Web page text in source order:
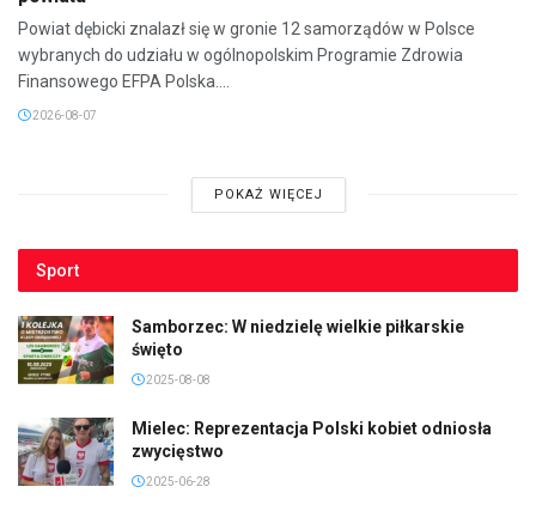
Powiat dębicki znalazł się w gronie 12 samorządów w Polsce
wybranych do udziału w ogólnopolskim Programie Zdrowia
Finansowego EFPA Polska....
2026-08-07
POKAŻ WIĘCEJ
Sport
Samborzec: W niedzielę wielkie piłkarskie
święto
2025-08-08
Mielec: Reprezentacja Polski kobiet odniosła
zwycięstwo
2025-06-28